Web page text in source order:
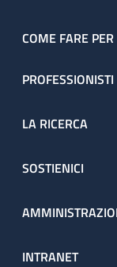
COME FARE PER
PROFESSIONISTI
LA RICERCA
SOSTIENICI
INTRANET